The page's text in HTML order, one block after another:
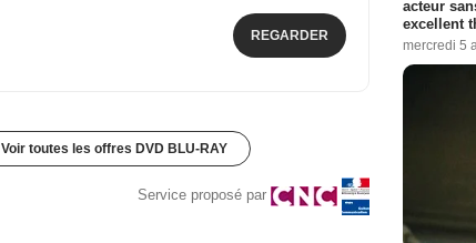
REGARDER
Voir toutes les offres DVD BLU-RAY
Service proposé par
acteur
excellent
mercredi 5